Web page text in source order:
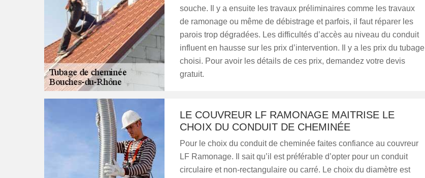
souche. Il y a ensuite les travaux préliminaires comme les travaux
de ramonage ou même de débistrage et parfois, il faut réparer les
parois trop dégradées. Les difficultés d’accès au niveau du conduit
influent en hausse sur les prix d’intervention. Il y a les prix du tubage
choisi. Pour avoir les détails de ces prix, demandez votre devis
gratuit.
LE COUVREUR LF RAMONAGE MAITRISE LE
CHOIX DU CONDUIT DE CHEMINÉE
Pour le choix du conduit de cheminée faites confiance au couvreur
LF Ramonage. Il sait qu’il est préférable d’opter pour un conduit
circulaire et non-rectangulaire ou carré. Le choix du diamètre est